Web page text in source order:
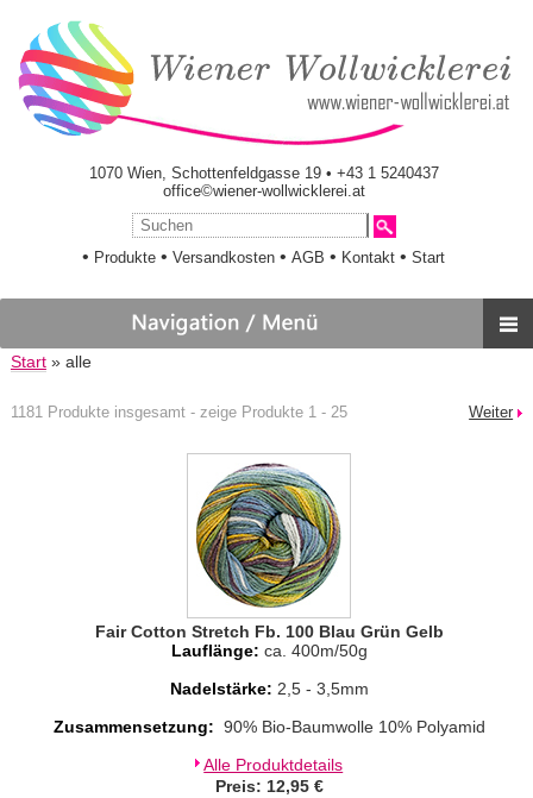
1070 Wien, Schottenfeldgasse 19 • +43 1 5240437
office©wiener-wollwicklerei.at
• Produkte •Versandkosten •AGB • Kontakt •Start
Start» alle
1181 Produkte insgesamt - zeige Produkte 1 - 25 Weiter
Fair Cotton Stretch Fb. 100 Blau Grün Gelb
Lauflänge: ca. 400m/50g
Nadelstärke: 2,5 - 3,5mm
Zusammensetzung: 90% Bio-Baumwolle 10% Polyamid
Alle Produktdetails
Preis: 12,95 €